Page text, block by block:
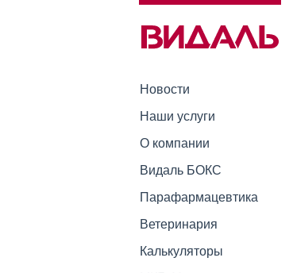
Новости
Наши услуги
О компании
Видаль БОКС
Парафармацевтика
Ветеринария
Калькуляторы